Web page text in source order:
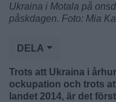
Ukraina i Motala på
påskdagen. Foto: Mia
DELA
Trots att Ukraina i
ockupation och trots
landet 2014, är det